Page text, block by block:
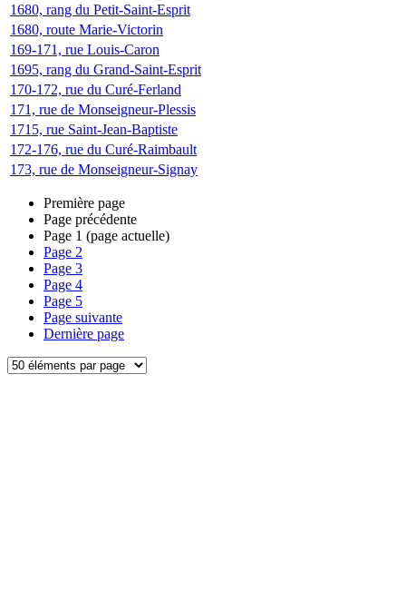
1680, rang du Petit-Saint-Esprit
1680, route Marie-Victorin
169-171, rue Louis-Caron
1695, rang du Grand-Saint-Esprit
170-172, rue du Curé-Ferland
171, rue de Monseigneur-Plessis
1715, rue Saint-Jean-Baptiste
172-176, rue du Curé-Raimbault
173, rue de Monseigneur-Signay
Première page
Page précédente
Page 1 (page actuelle)
Page 2
Page 3
Page 4
Page 5
Page suivante
Dernière page